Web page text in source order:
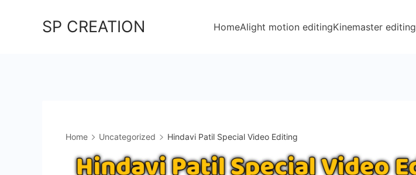
SP CREATION HomeAlight motion editingKinemaster editing
Home Uncategorized Hindavi Patil Special Video Editing